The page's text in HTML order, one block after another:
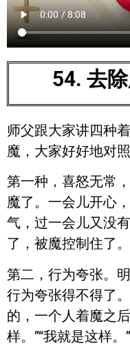
54. 去
师父跟大家讲四种
魔，大家好好地对
第一种，喜怒无常
魔了。一会儿开心
气，过一会儿又没
了，被魔控制住了。
第二，行为夸张。
行为夸张得不得了
的，一个人着魔之
样。”“我就是这样